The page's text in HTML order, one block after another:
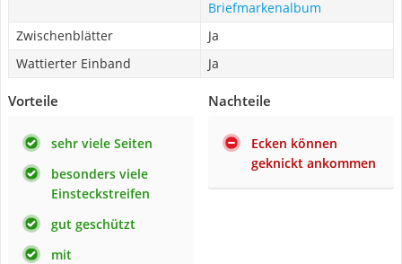
Briefmarkenalbum
Zwischenblätter
Ja
Wattierter Einband
Ja
Vorteile
sehr viele Seiten
besonders viele
Einsteckstreifen
gut geschützt
mit
Nachteile
Ecken können
geknickt ankommen